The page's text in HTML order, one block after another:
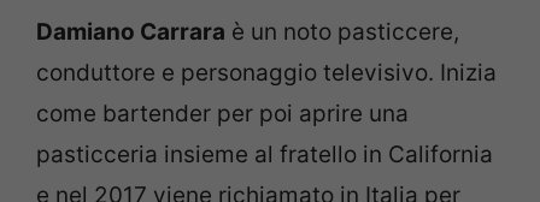
Damiano Carrara è un noto pasticcere,
conduttore e personaggio televisivo. Inizia
come bartender per poi aprire una
pasticceria insieme al fratello in California
e nel 2017 viene richiamato in Italia per